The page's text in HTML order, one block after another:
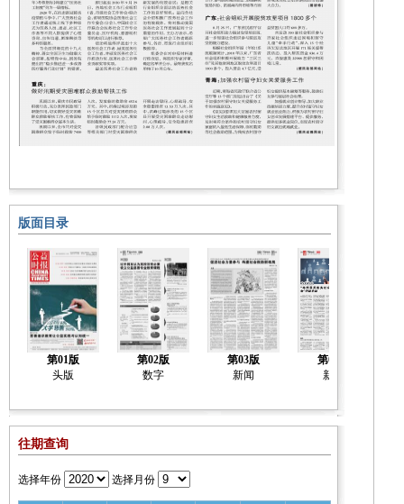
版面目录
第01版
头版
第02版
数字
第03版
新闻
第04版
新闻
往期查询
选择年份 选择月份